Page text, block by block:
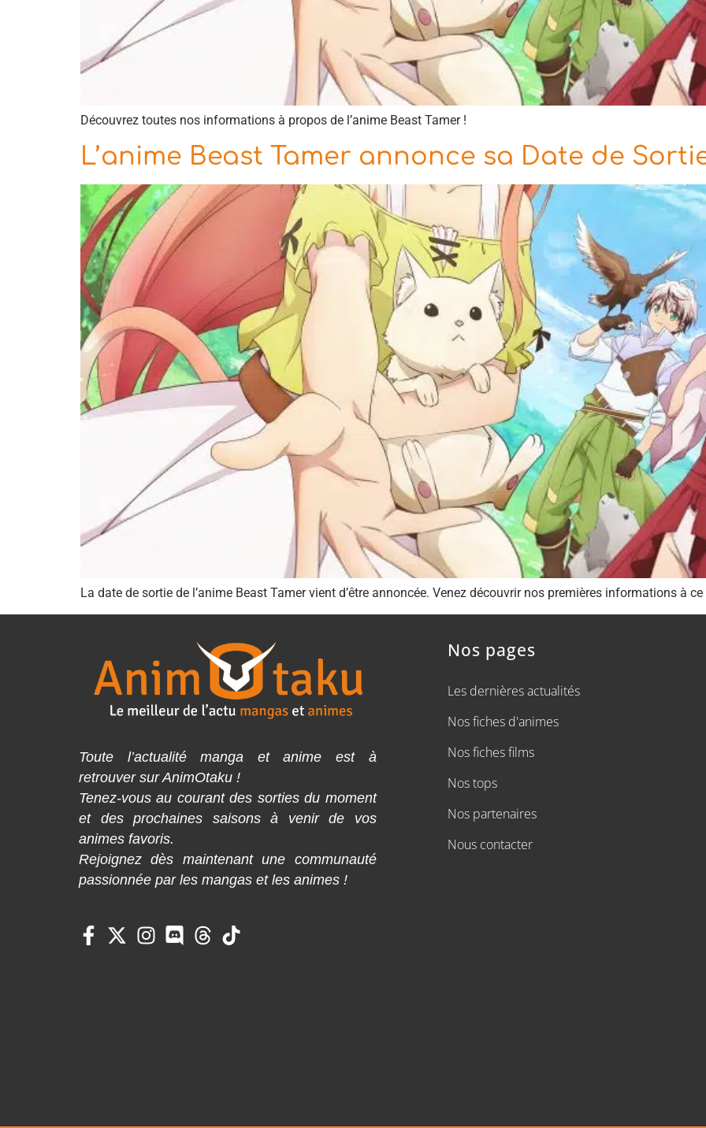
Découvrez toutes nos informations à propos de l’anime Beast Tamer !
L’anime Beast Tamer annonce sa Date de
La date de sortie de l’anime Beast Tamer vient d’être annoncée. Venez découvrir nos premières informations à
Toute l’actualité manga et anime est à
retrouver sur AnimOtaku !
Tenez-vous au courant des sorties du moment
et des prochaines saisons à venir de vos
animes favoris.
Rejoignez dès maintenant une communauté
passionnée par les mangas et les animes !
Nos pages
Les dernières actualités
Nos fiches d'animes
Nos fiches films
Nos tops
Nos partenaires
Nous contacter